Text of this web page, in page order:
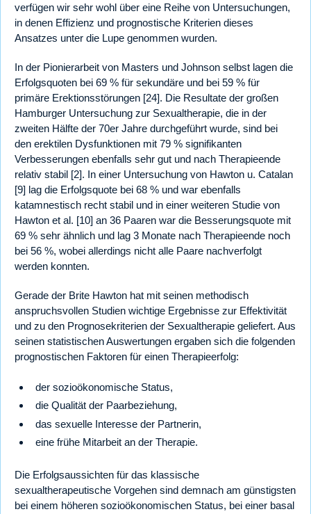
verfügen wir sehr wohl über eine Reihe von Untersuchungen,
in denen Effizienz und prognostische Kriterien dieses
Ansatzes unter die Lupe genommen wurden.
In der Pionierarbeit von Masters und Johnson selbst lagen die
Erfolgsquoten bei 69 % für sekundäre und bei 59 % für
primäre Erektionsstörungen [24]. Die Resultate der großen
Hamburger Untersuchung zur Sexualtherapie, die in der
zweiten Hälfte der 70er Jahre durchgeführt wurde, sind bei
den erektilen Dysfunktionen mit 79 % signifikanten
Verbesserungen ebenfalls sehr gut und nach Therapieende
relativ stabil [2]. In einer Untersuchung von Hawton u. Catalan
[9] lag die Erfolgsquote bei 68 % und war ebenfalls
katamnestisch recht stabil und in einer weiteren Studie von
Hawton et al. [10] an 36 Paaren war die Besserungsquote mit
69 % sehr ähnlich und lag 3 Monate nach Therapieende noch
bei 56 %, wobei allerdings nicht alle Paare nachverfolgt
werden konnten.
Gerade der Brite Hawton hat mit seinen methodisch
anspruchsvollen Studien wichtige Ergebnisse zur Effektivität
und zu den Prognosekriterien der Sexualtherapie geliefert. Aus
seinen statistischen Auswertungen ergaben sich die folgenden
prognostischen Faktoren für einen Therapieerfolg:
der sozioökonomische Status,
die Qualität der Paarbeziehung,
das sexuelle Interesse der Partnerin,
eine frühe Mitarbeit an der Therapie.
Die Erfolgsaussichten für das klassische
sexualtherapeutische Vorgehen sind demnach am günstigsten
bei einem höheren sozioökonomischen Status, bei einer basal